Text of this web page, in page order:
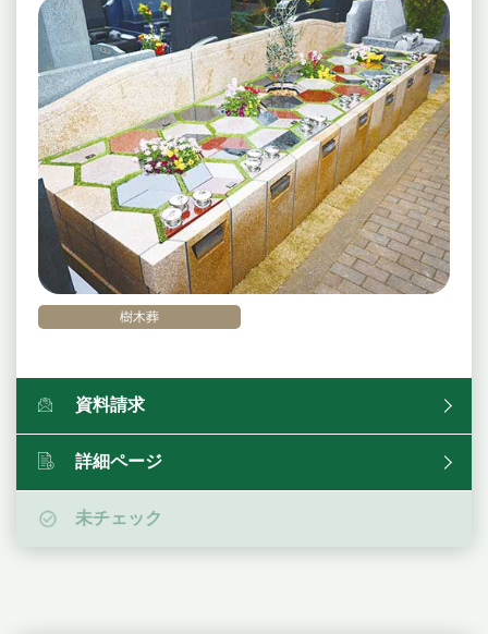
樹木葬
資料請求
詳細ページ
未チェック